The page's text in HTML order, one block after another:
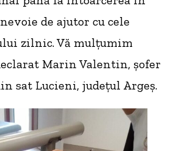
de ajutor cu cele
zilnic. Vă mulțumim
Marin Valentin, șofer
sat Lucieni, județul Argeș.